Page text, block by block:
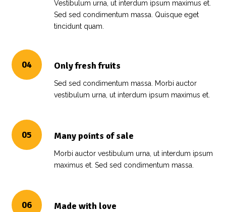
Vestibulum urna, ut interdum ipsum maximus et.
Sed sed condimentum massa. Quisque eget
tincidunt quam.
04 Only fresh fruits
Sed sed condimentum massa. Morbi auctor
vestibulum urna, ut interdum ipsum maximus et.
05 Many points of sale
Morbi auctor vestibulum urna, ut interdum ipsum
maximus et. Sed sed condimentum massa.
06 Made with love